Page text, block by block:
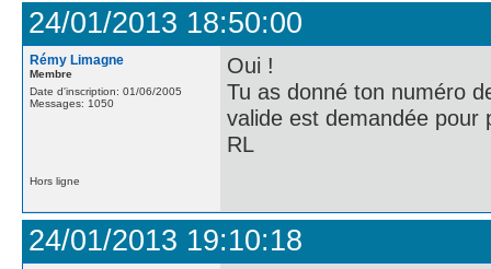
24/01/2013 18:50:00
Rémy Limagne
Membre
Date d'inscription: 01/06/2005
Messages: 1050
Oui !
Tu as donné ton numéro
valide est demandée pour
RL
Hors ligne
24/01/2013 19:10:18